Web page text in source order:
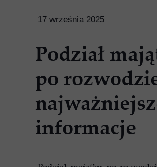
Podział
po
informacje
17 września 2025